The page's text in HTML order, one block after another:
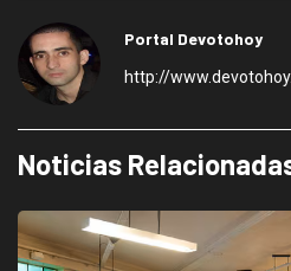
Portal Devotohoy
http://
Noticias